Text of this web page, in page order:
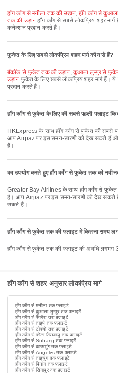
हाँग काँग से मनीला तक की उड़ान,हाँग काँग से
तक की उड़ान हाँग काँग से सबसे लोकप्रिय शहर
कनेक्शन प्रदान करते हैं।
फुकेत के लिए सबसे लोकप्रिय शहर मार्ग कौन से हैं?
बैंकॉक से फुकेत तक की उड़ान, कुआला लुम्पुर से
उड़ान फुकेत के लिए सबसे लोकप्रिय शहर मार्ग हैं।
प्रदान करते हैं।
हाँग काँग से फुकेत के लिए की सबसे पहली फ्लाइट
HKExpress के साथ हाँग काँग से फुकेत की सबसे पहली उड़ान 07:25 बजे प्रस्थान करती है।
आप Airpaz पर इस समय-सारणी को देख सकते हैं
हैं।
का उपयोग करते हुए हाँग काँग से फुकेत तक की
Greater Bay Airlines के साथ हाँग काँग से फुकेत की अंतिम उड़ान 19:30 बजे प्रस्थान करती
है। आप Airpaz पर इस समय-सारणी को देख सकते
सकते हैं।
हाँग काँग से फुकेत तक की फ्लाइट में कितना समय
हाँग काँग से फुकेत तक की फ्लाइट की अवधि लगभग
हाँग काँग से शहर अनुसार लोकप्रिय मार्ग
हाँग काँग से मनीला तक फ़्लाइटें
हाँग काँग से कुआला लुम्पुर तक फ़्लाइटें
हाँग काँग से बैंकॉक तक फ़्लाइटें
हाँग काँग से ताइपे तक फ़्लाइटें
हाँग काँग से टोक्यो तक फ़्लाइटें
हाँग काँग से कोटा किनबालु तक फ़्लाइटें
हाँग काँग से Subang तक फ़्लाइटें
हाँग काँग से काऊशुंग तक फ़्लाइटें
हाँग काँग से Angeles तक फ़्लाइटें
हाँग काँग से ताइचुंग तक फ़्लाइटें
हाँग काँग से पिनांग तक फ़्लाइटें
हाँग काँग से सिंगापुर तक फ़्लाइटें